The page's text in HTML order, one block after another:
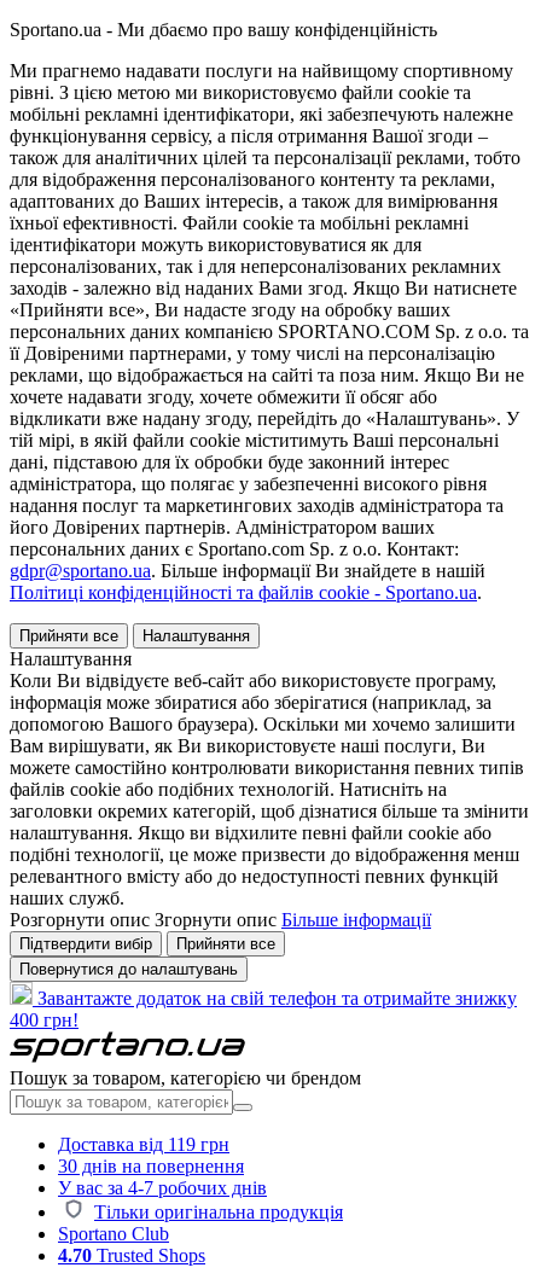
Sportano.ua - Ми дбаємо про вашу конфіденційність
Ми прагнемо надавати послуги на найвищому спортивному
рівні. З цією метою ми використовуємо файли cookie та
мобільні рекламні ідентифікатори, які забезпечують належне
функціонування сервісу, а після отримання Вашої згоди –
також для аналітичних цілей та персоналізації реклами, тобто
для відображення персоналізованого контенту та реклами,
адаптованих до Ваших інтересів, а також для вимірювання
їхньої ефективності. Файли cookie та мобільні рекламні
ідентифікатори можуть використовуватися як для
персоналізованих, так і для неперсоналізованих рекламних
заходів - залежно від наданих Вами згод. Якщо Ви натиснете
«Прийняти все», Ви надасте згоду на обробку ваших
персональних даних компанією SPORTANO.COM Sp. z o.o. та
її Довіреними партнерами, у тому числі на персоналізацію
реклами, що відображається на сайті та поза ним. Якщо Ви не
хочете надавати згоду, хочете обмежити її обсяг або
відкликати вже надану згоду, перейдіть до «Налаштувань». У
тій мірі, в якій файли cookie міститимуть Ваші персональні
дані, підставою для їх обробки буде законний інтерес
адміністратора, що полягає у забезпеченні високого рівня
надання послуг та маркетингових заходів адміністратора та
його Довірених партнерів. Адміністратором ваших
персональних даних є Sportano.com Sp. z o.o. Контакт:
gdpr@sportano.ua. Більше інформації Ви знайдете в нашій
Політиці конфіденційності та файлів cookie - Sportano.ua.
Прийняти все Налаштування
Налаштування
Коли Ви відвідуєте веб-сайт або використовуєте програму,
інформація може збиратися або зберігатися (наприклад, за
допомогою Вашого браузера). Оскільки ми хочемо залишити
Вам вирішувати, як Ви використовуєте наші послуги, Ви
можете самостійно контролювати використання певних типів
файлів cookie або подібних технологій. Натисніть на
заголовки окремих категорій, щоб дізнатися більше та змінити
налаштування. Якщо ви відхилите певні файли cookie або
подібні технології, це може призвести до відображення менш
релевантного вмісту або до недоступності певних функцій
наших служб.
Розгорнути опис Згорнути опис Більше інформації
Підтвердити вибір
Прийняти все
Повернутися до налаштувань
Завантажте додаток на свій телефон та отримайте знижку
400 грн!
Пошук за товаром, категорією чи брендом
Доставка від 119 грн
30 днів на повернення
У вас за 4-7 робочих днів
Тільки оригінальна продукція
Sportano Club
4.70 Trusted Shops